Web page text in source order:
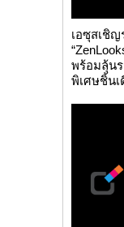
เอซุสเชิ
พร้อมลุ้นร
พิเศษชิ้นเ